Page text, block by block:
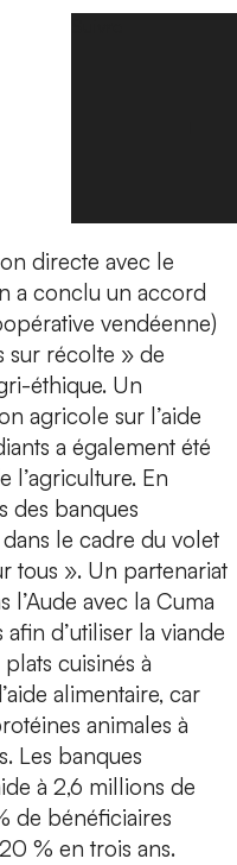
directe avec le
a conclu un accord
vendéenne)
sur récolte » de
éthique. Un
agricole sur l’aide
a également été
l’agriculture. En
des banques
le cadre du volet
tous ». Un partenariat
l’Aude avec la Cuma
d’utiliser la viande
cuisinés à
alimentaire, car
animales à
Les banques
à 2,6 millions de
de bénéficiaires
% en trois ans.